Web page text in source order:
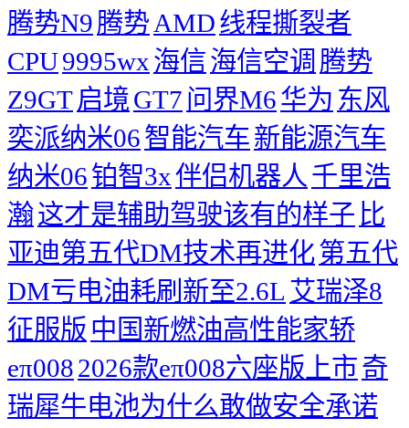
腾势N9腾势AMD线程撕裂者
CPU9995wx海信海信空调 腾势
Z9GT启境GT7 问界M6华为 东风
奕派纳米06智能汽车新能源汽车
纳米06铂智3x伴侣机器人 千里浩
瀚这才是辅助驾驶该有的样子 比
亚迪第五代DM技术再进化第五代
DM亏电油耗刷新至2.6L 艾瑞泽8
征服版 中国新燃油高性能家轿
eπ0082026款eπ008六座版上市奇
瑞犀牛电池为什么敢做安全承诺